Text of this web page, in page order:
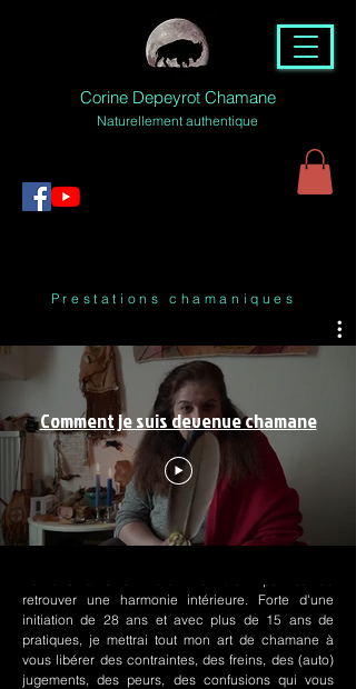
Corine Depeyrot Chamane
Naturellement authentique
Prestations chamaniques
Comment je suis devenue chamane
retrouver une harmonie intérieure. Forte d'une
initiation de 28 ans et avec plus de 15 ans de
pratiques, je mettrai tout mon art de chamane à
vous libérer des contraintes, des freins, des (auto)
jugements, des peurs, des confusions qui vous